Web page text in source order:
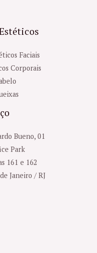
Faciais
Corporais
Bueno, 01
Park
161 e 162
Janeiro / RJ